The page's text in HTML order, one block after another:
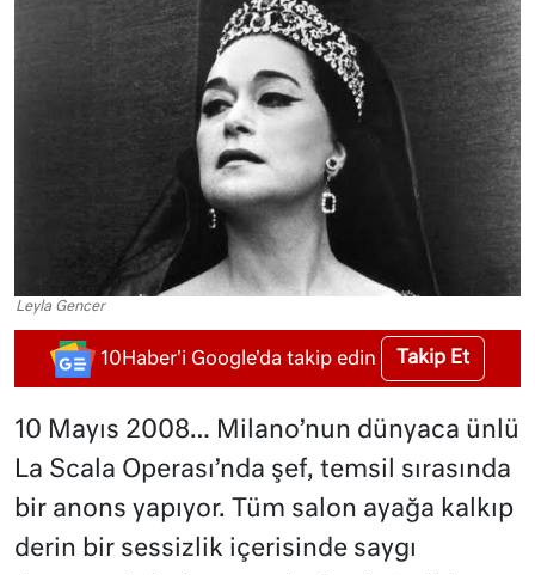
Leyla Gencer
10Haber'i Google'da takip edin Takip Et
10 Mayıs 2008… Milano’nun dünyaca ünlü
La Scala Operası’nda şef, temsil sırasında
bir anons yapıyor. Tüm salon ayağa kalkıp
derin bir sessizlik içerisinde saygı